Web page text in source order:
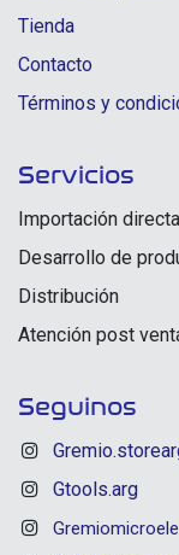
Tienda
Contacto
Términos y
Servicios
Importación directa
Desarrollo de
Distribución
Atención post
Seguinos
Gtools.arg